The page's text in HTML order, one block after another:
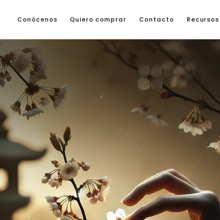
Conócenos Quiero comprar Contacto Recursos